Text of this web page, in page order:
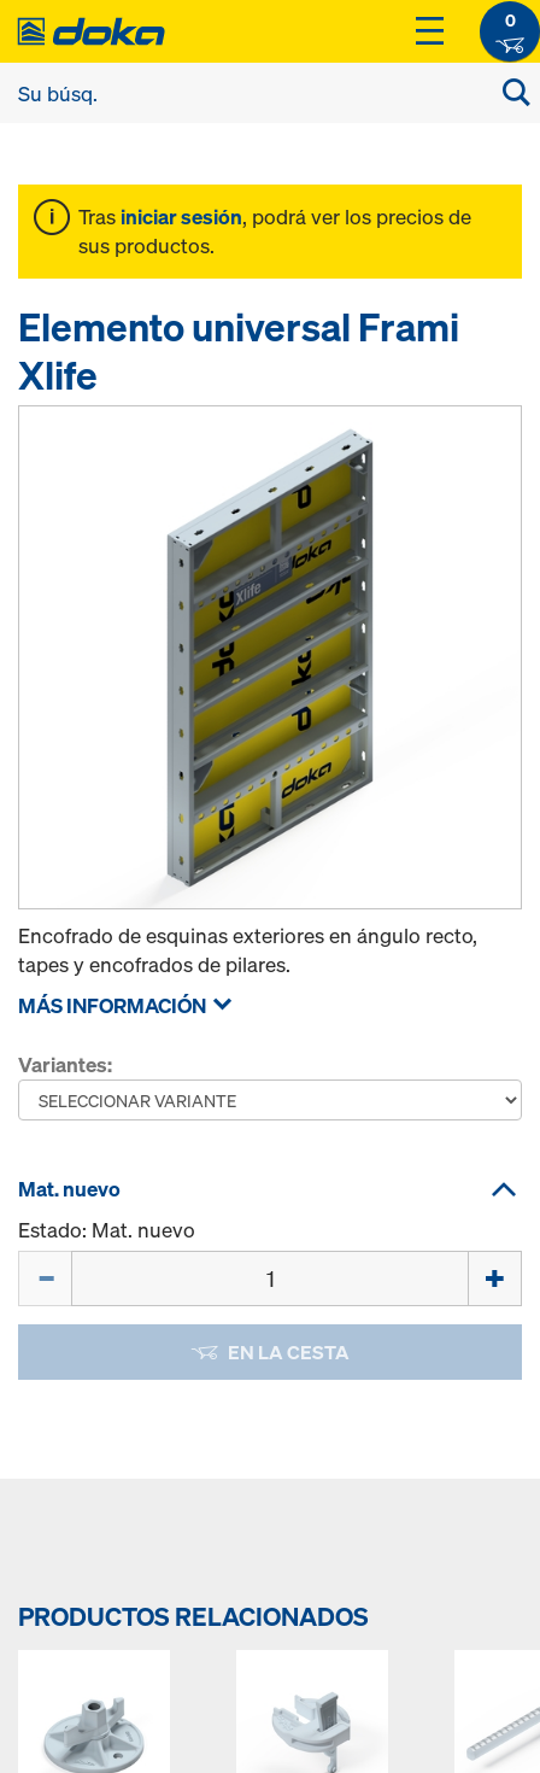
0
Tras iniciar sesión, podrá ver los precios de
sus productos.
Elemento universal Frami
Xlife
Encofrado de esquinas exteriores en ángulo recto,
tapes y encofrados de pilares.
MÁS INFORMACIÓN
Variantes:
Mat. nuevo
Estado: Mat. nuevo
EN LA CESTA
PRODUCTOS RELACIONADOS